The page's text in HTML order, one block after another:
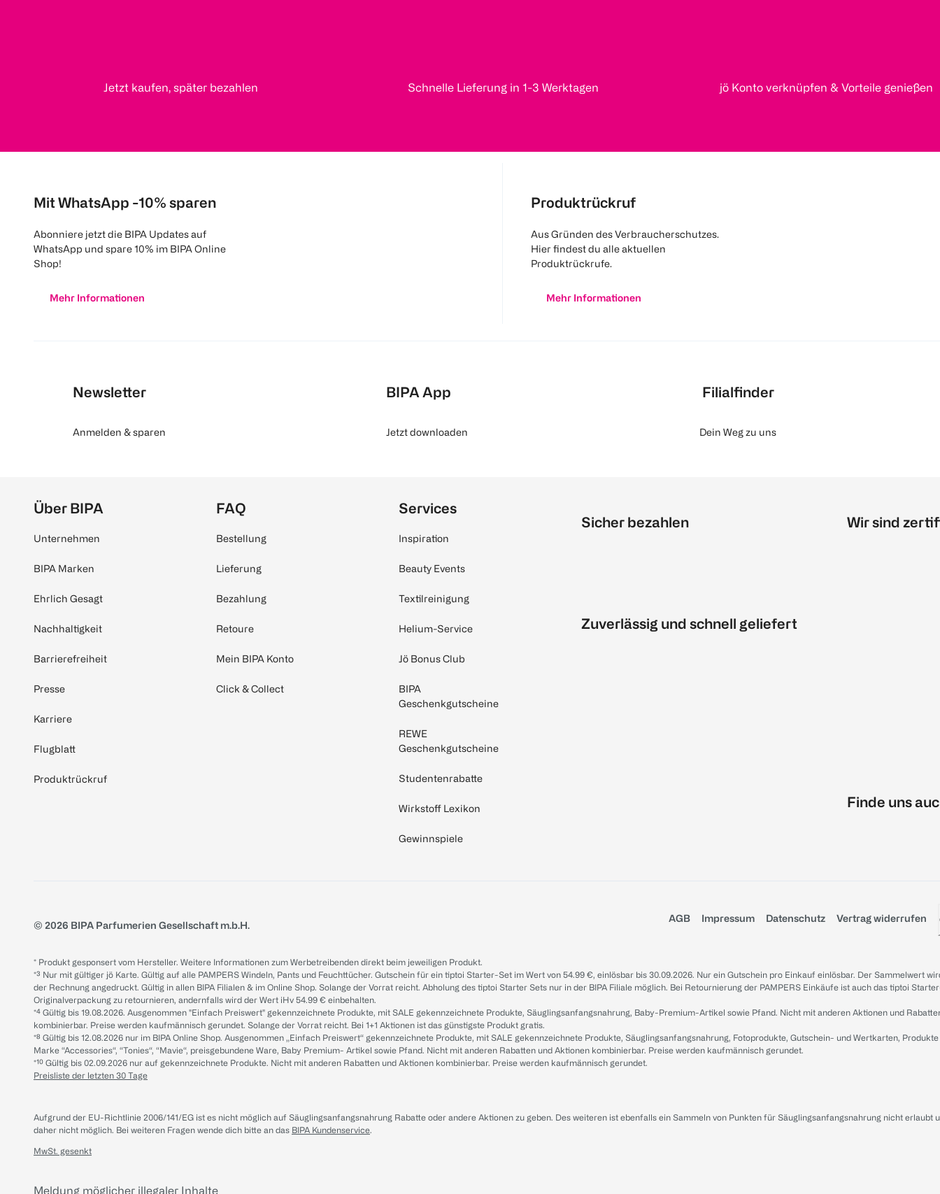
Jetzt kaufen, später bezahlen Schnelle Lieferung in 1-3 Werktagen jö Konto verknüpfen & Vorteile genießen
Mit WhatsApp -10% sparen
Abonniere jetzt die BIPA Updates auf
WhatsApp und spare 10% im BIPA Online
Shop!
Mehr Informationen
Produktrückruf
Aus Gründen des Verbraucherschutzes.
Hier findest du alle aktuellen
Produktrückrufe.
Mehr Informationen
Newsletter
Anmelden & sparen
BIPA App
Jetzt downloaden
Filialfinder
Dein Weg zu uns
Über BIPA
Unternehmen
BIPA Marken
Ehrlich Gesagt
Nachhaltigkeit
Barrierefreiheit
Presse
Karriere
Flugblatt
Produktrückruf
FAQ
Bestellung
Lieferung
Bezahlung
Retoure
Mein BIPA Konto
Click & Collect
Services
Inspiration
Beauty Events
Textilreinigung
Helium-Service
Jö Bonus Club
BIPA
Geschenkgutscheine
REWE
Geschenkgutscheine
Studentenrabatte
Wirkstoff Lexikon
Gewinnspiele
Sicher bezahlen
Zuverlässig und schnell geliefert
Wir sind
Finde uns
© 2026 BIPA Parfumerien Gesellschaft m.b.H.
AGB Impressum Datenschutz Vertrag widerrufen
* Produkt gesponsert vom Hersteller. Weitere Informationen zum Werbetreibenden direkt beim jeweiligen Produkt.
*³ Nur mit gültiger jö Karte. Gültig auf alle PAMPERS Windeln, Pants und Feuchttücher. Gutschein für ein tiptoi Starter-Set im Wert von 54.99 €, einlösbar bis 30.09.2026. Nur ein Gutschein pro Einkauf einlösbar. Der Sammelwert
der Rechnung angedruckt. Gültig in allen BIPA Filialen & im Online Shop. Solange der Vorrat reicht. Abholung des tiptoi Starter Sets nur in der BIPA Filiale möglich. Bei Retournierung der PAMPERS Einkäufe ist auch das tiptoi
Originalverpackung zu retournieren, andernfalls wird der Wert iHv 54.99 € einbehalten.
*⁴ Gültig bis 19.08.2026. Ausgenommen "Einfach Preiswert" gekennzeichnete Produkte, mit SALE gekennzeichnete Produkte, Säuglingsanfangsnahrung, Baby-Premium-Artikel sowie Pfand. Nicht mit anderen Aktionen und
kombinierbar. Preise werden kaufmännisch gerundet. Solange der Vorrat reicht. Bei 1+1 Aktionen ist das günstigste Produkt gratis.
*⁸ Gültig bis 12.08.2026 nur im BIPA Online Shop. Ausgenommen „Einfach Preiswert“ gekennzeichnete Produkte, mit SALE gekennzeichnete Produkte, Säuglingsanfangsnahrung, Fotoprodukte, Gutschein- und Wertkarten,
Marke “Accessories“, “Tonies“, “Mavie“, preisgebundene Ware, Baby Premium- Artikel sowie Pfand. Nicht mit anderen Rabatten und Aktionen kombinierbar. Preise werden kaufmännisch gerundet.
*¹⁰ Gültig bis 02.09.2026 nur auf gekennzeichnete Produkte. Nicht mit anderen Rabatten und Aktionen kombinierbar. Preise werden kaufmännisch gerundet.
Preisliste der letzten 30 Tage
Aufgrund der EU-Richtlinie 2006/141/EG ist es nicht möglich auf Säuglingsanfangsnahrung Rabatte oder andere Aktionen zu geben. Des weiteren ist ebenfalls ein Sammeln von Punkten für Säuglingsanfangsnahrung nicht erlaubt
daher nicht möglich. Bei weiteren Fragen wende dich bitte an das BIPA Kundenservice.
MwSt. gesenkt
Meldung möglicher illegaler Inhalte